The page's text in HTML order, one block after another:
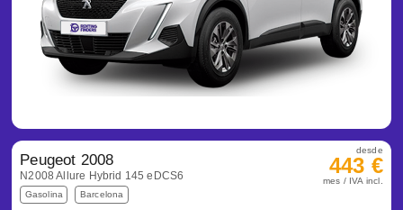
Peugeot 2008
N2008 Allure Hybrid 145 eDCS6
Gasolina Barcelona
desde
443 €
mes / IVA incl.